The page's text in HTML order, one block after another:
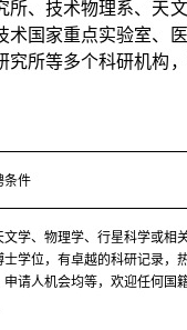
、技术物理系、天
国家重点实验室、
所等多个科研机构
条件
文学、物理学、行星科学或相
士学位，有卓越的科研记录，
申请人机会均等，欢迎任何国